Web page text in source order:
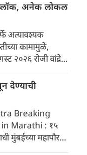
अनेक लोकल
अत्यावश्यक
कामामुळे,
२०२६ रोजी वांद्रे
हार्बर लाईनवर जंबो
येईल. हा ब्लॉक
दुपारी ३:३० पर्यंत
Breaking
Marathi : १५
मुंबईच्या महापौर